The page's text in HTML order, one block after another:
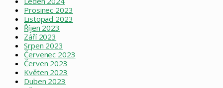
Prosinec 2023
Listopad 2023
Říjen 2023
Září 2023
Srpen 2023
Červenec 2023
Červen 2023
Květen 2023
Duben 2023